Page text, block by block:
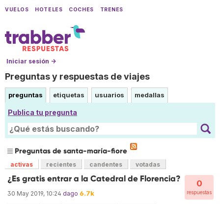
VUELOS HOTELES COCHES TRENES
Iniciar sesión →
Preguntas y respuestas de viajes
preguntas etiquetas usuarios medallas
Publica tu pregunta
Preguntas de santa-maría-fiore
activas recientes candentes votadas
0
respuestas
¿Es gratis entrar a la Catedral de Florencia?
30 May 2019, 10:24 dago 6.7k